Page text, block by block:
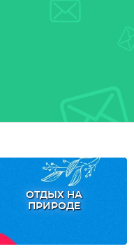
ОТДЫХ НА
ПРИРОДЕ